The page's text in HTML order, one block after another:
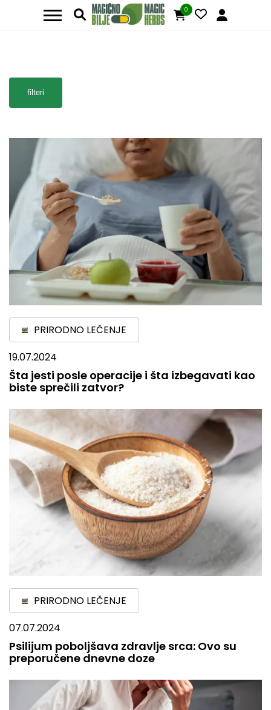
0
filteri
PRIRODNO LEČENJE
19.07.2024
Šta jesti posle operacije i šta izbegavati kao
biste sprečili zatvor?
PRIRODNO LEČENJE
07.07.2024
Psilijum poboljšava zdravlje srca: Ovo su
preporučene dnevne doze